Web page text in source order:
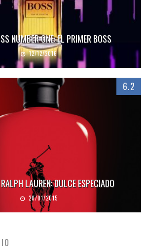
NUMBER ONE: EL PRIMER BOSS
12/12/2016
6.2
LAUREN: DULCE ESPECIADO
20/01/2015